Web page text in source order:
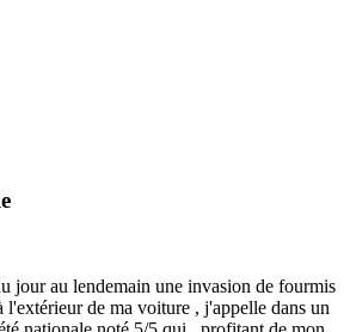
jour au lendemain une invasion de fourmis
l'extérieur de ma voiture , j'appelle dans un